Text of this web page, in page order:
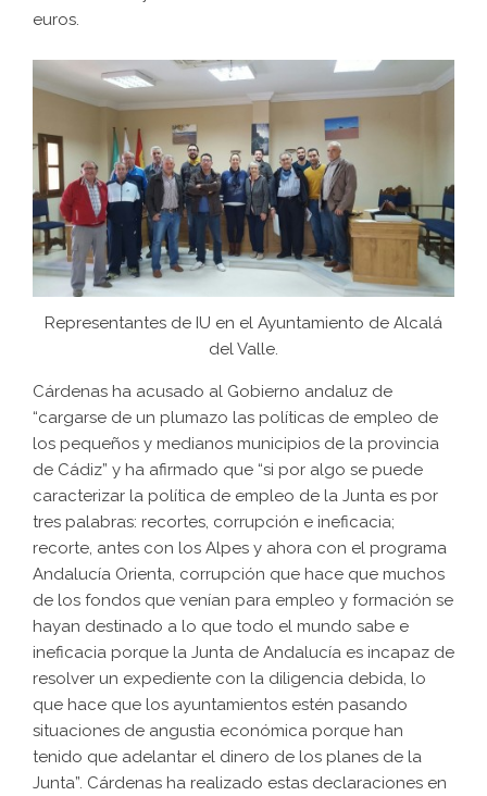
euros.
Representantes de IU en el Ayuntamiento de Alcalá
del Valle.
Cárdenas ha acusado al Gobierno andaluz de
“cargarse de un plumazo las políticas de empleo de
los pequeños y medianos municipios de la provincia
de Cádiz” y ha afirmado que “si por algo se puede
caracterizar la política de empleo de la Junta es por
tres palabras: recortes, corrupción e ineficacia;
recorte, antes con los Alpes y ahora con el programa
Andalucía Orienta, corrupción que hace que muchos
de los fondos que venían para empleo y formación se
hayan destinado a lo que todo el mundo sabe e
ineficacia porque la Junta de Andalucía es incapaz de
resolver un expediente con la diligencia debida, lo
que hace que los ayuntamientos estén pasando
situaciones de angustia económica porque han
tenido que adelantar el dinero de los planes de la
Junta”. Cárdenas ha realizado estas declaraciones en